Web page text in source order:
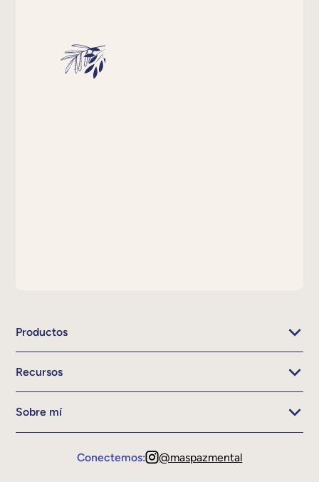
Productos
Recursos
Sobre mí
Conectemos: @maspazmental